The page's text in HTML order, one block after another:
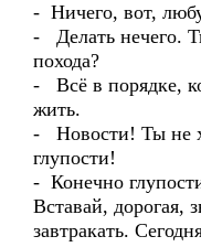
- Ничего, вот,
- Делать нечего.
похода?
- Всё в порядке,
жить.
- Новости! Ты не
глупости!
- Конечно
Вставай, дорогая,
завтракать.